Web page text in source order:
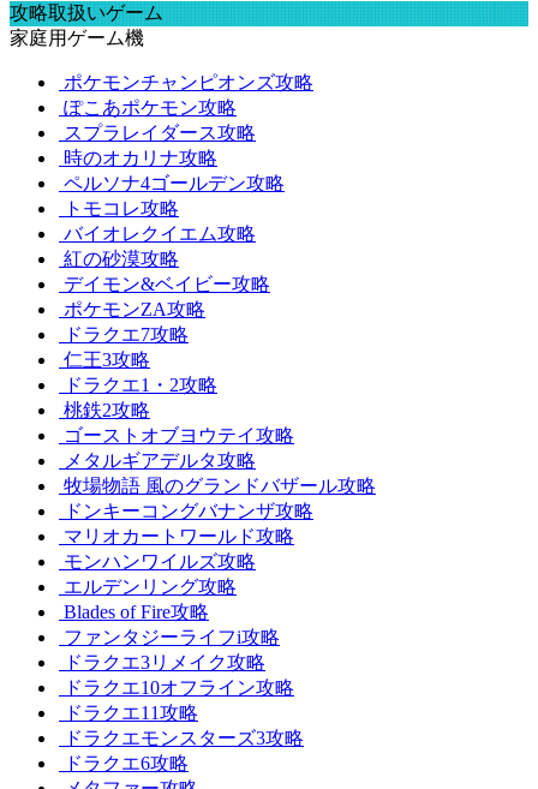
攻略取扱いゲーム
家庭用ゲーム機
ポケモンチャンピオンズ攻略
ぽこあポケモン攻略
スプラレイダース攻略
時のオカリナ攻略
ペルソナ4ゴールデン攻略
トモコレ攻略
バイオレクイエム攻略
紅の砂漠攻略
デイモン&ベイビー攻略
ポケモンZA攻略
ドラクエ7攻略
仁王3攻略
ドラクエ1・2攻略
桃鉄2攻略
ゴーストオブヨウテイ攻略
メタルギアデルタ攻略
牧場物語 風のグランドバザール攻略
ドンキーコングバナンザ攻略
マリオカートワールド攻略
モンハンワイルズ攻略
エルデンリング攻略
Blades of Fire攻略
ファンタジーライフi攻略
ドラクエ3リメイク攻略
ドラクエ10オフライン攻略
ドラクエ11攻略
ドラクエモンスターズ3攻略
ドラクエ6攻略